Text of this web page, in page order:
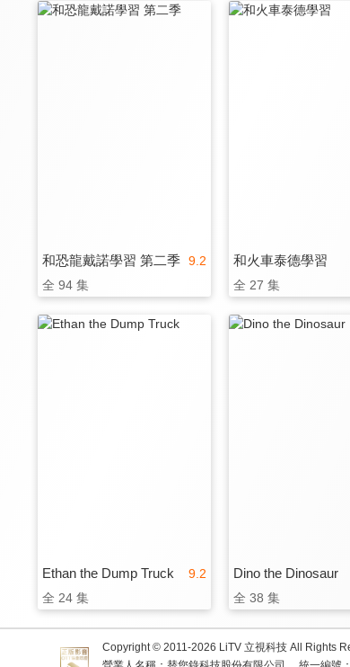
9.2
和恐龍戴諾學習 第二季
全 94 集
和火車泰德學習
全 27 集
9.2
Ethan the Dump Truck
全 24 集
Dino the Dinosaur
全 38 集
Copyright © 2011-2026 LiTV 立視科技 All Rights